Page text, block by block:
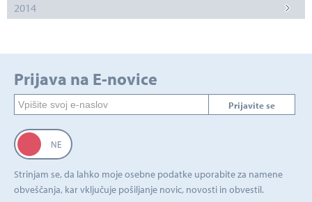
2014
Prijava na E-novice
Prijavite se
Strinjam se, da lahko moje osebne podatke uporabite za namene
obveščanja, kar vključuje pošiljanje novic, novosti in obvestil.